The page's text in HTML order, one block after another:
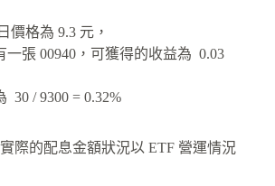
價格為 9.3 元，
一張 00940，可獲得的收益為 0.03
30 / 9300 = 0.32%
際的配息金額狀況以 ETF 營運情況